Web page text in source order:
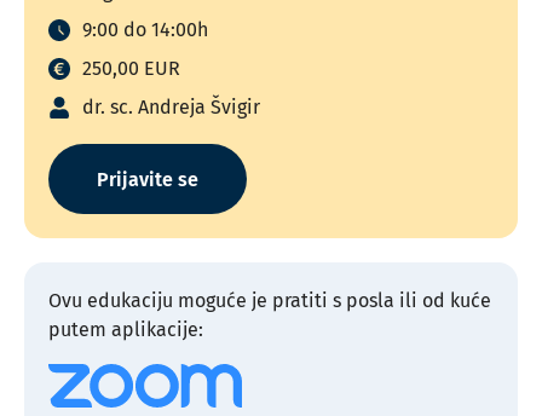
9:00 do 14:00h
250,00 EUR
dr. sc. Andreja Švigir
Prijavite se
Ovu edukaciju moguće je pratiti s posla ili od kuće
putem aplikacije: